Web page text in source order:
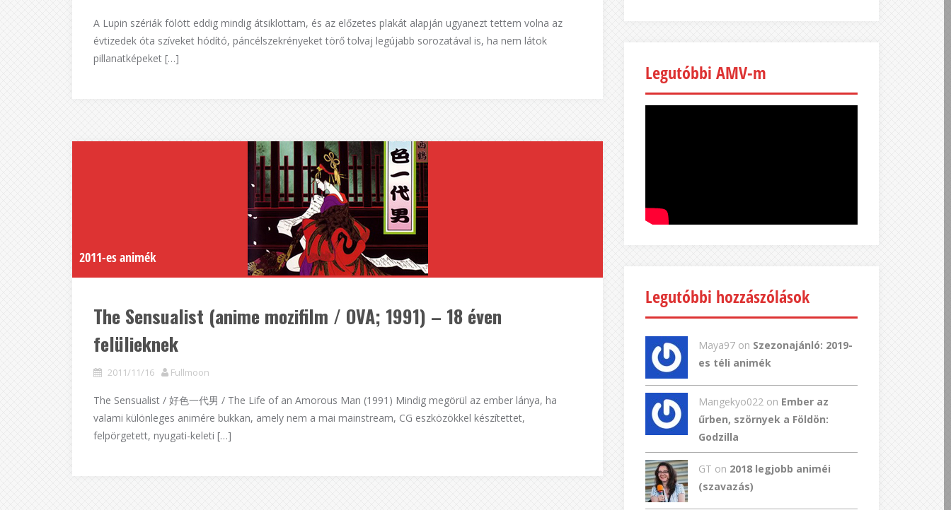
A Lupin szériák fölött eddig mindig átsiklottam, és az előzetes plakát alapján ugyanezt tettem volna az
évtizedek óta szíveket hódító, páncélszekrényeket törő tolvaj legújabb sorozatával is, ha nem látok
pillanatképeket […]
2011-es animék
The Sensualist (anime mozifilm / OVA; 1991) – 18 éven
felülieknek
2011/11/16 Fullmoon
The Sensualist / 好色一代男 / The Life of an Amorous Man (1991) Mindig megörül az ember lánya, ha
valami különleges animére bukkan, amely nem a mai mainstream, CG eszközökkel készítettet,
felpörgetett, nyugati-keleti […]
Legutóbbi AMV-m
Legutóbbi hozzászólások
Maya97 on Szezonajánló: 2019-
es téli animék
Mangekyo022 on Ember az
űrben, szörnyek a Földön:
Godzilla
GT on 2018 legjobb animéi
(szavazás)